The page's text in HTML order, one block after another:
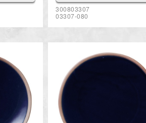
300803307
03307-080